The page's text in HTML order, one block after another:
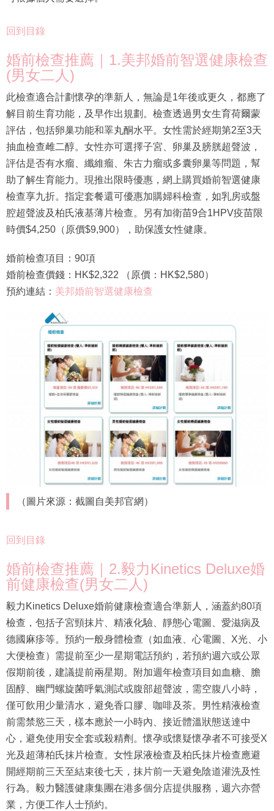
回到目錄
婚前檢查推薦｜1.美邦婚前智選健康檢查
(男女二人)
此檢查適合計劃懷孕的準新人，無論是1年後或更久，都應了
解目前生育功能，及早作出規劃。檢查透過男女生育荷爾蒙
評估，包括卵巢功能和睪丸酮水平。女性需於經期第2至3天
抽血檢查雌二醇。女性亦可選擇子宮、卵巢及膀胱超聲波，
評估是否有水瘤、纖維瘤、朱古力瘤或多囊卵巢等問題，幫
助了解生育能力。現推出限時優惠，網上購買婚前智選健康
檢查享九折。指定套餐還可優惠加購婦科檢查，如乳房或盤
腔超聲波及柏氏液基薄片檢查。另有加衛苗9合1HPV疫苗限
時價$4,250（原價$9,900），助保護女性健康。
婚前檢查項目：90項
婚前檢查價錢：HK$2,322 （原價：HK$2,580）
預約連結： 美邦婚前智選健康檢查
（圖片來源：截圖自美邦官網）
回到目錄
婚前檢查推薦｜2.毅力Kinetics Deluxe婚
前健康檢查(男女二人)
毅力Kinetics Deluxe婚前健康檢查適合準新人，涵蓋約80項
檢查，包括子宮頸抹片、精液化驗、靜態心電圖、愛滋病及
德國麻疹等。預約一般身體檢查（如血液、心電圖、X光、小
大便檢查）需提前至少一星期電話預約，若預約週六或公眾
假期前後，建議提前兩星期。附加週年檢查項目如血糖、膽
固醇、幽門螺旋菌呼氣測試或腹部超聲波，需空腹八小時，
僅可飲用少量清水，避免香口膠、咖啡及茶。男性精液檢查
前需禁慾三天，樣本應於一小時內、接近體溫狀態送達中
心，避免使用安全套或殺精劑。懷孕或懷疑懷孕者不可接受X
光及超薄柏氏抹片檢查。女性尿液檢查及柏氏抹片檢查應避
開經期前三天至結束後七天，抹片前一天避免陰道灌洗及性
行為。毅力醫護健康集團在港多個分店提供服務，週六亦營
業，方便工作人士預約。